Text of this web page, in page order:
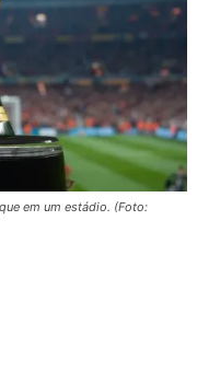
em um estádio. (Foto: